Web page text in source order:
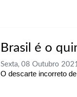
Brasil é o
Sexta, 08 Outubro
O descarte incorreto